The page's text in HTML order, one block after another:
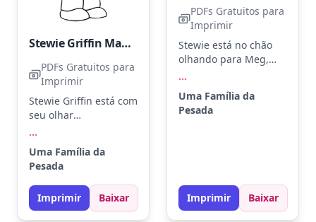
Stewie Griffin Malvado
PDFs Gratuitos para
Imprimir
Stewie Griffin está com
seu olhar
aprontar. Pinte suas
roupas clássicas com
vermelho, amarelo e
azul. Experimente
usar tons pastéis para
...
Uma Família da
Pesada
Imprimir Baixar
PDFs Gratuitos para
Imprimir
Stewie está no chão
olhando para Meg,
a camisa de Meg com
rosa e a calça em azul.
contrastar.
...
Uma Família da
Pesada
Imprimir Baixar